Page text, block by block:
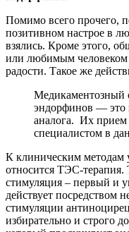
Помимо всего прочего,
позитивном настрое в
взялись. Кроме этого,
или любимым человеком
радости. Такое же
Медикаментозный
эндорфинов — это
аналога. Их прием
специалистом в
К клиническим методам
относится ТЭС-терапия.
стимуляция – первый и
действует посредством
стимуляции
избирательно и строго